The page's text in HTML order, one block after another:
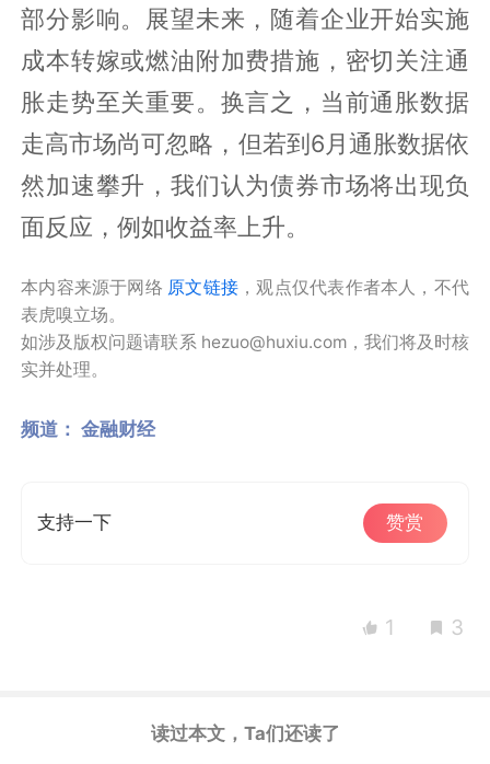
部分影响。展望未来，随着企业开始实施
成本转嫁或燃油附加费措施，密切关注通
胀走势至关重要。换言之，当前通胀数据
走高市场尚可忽略，但若到6月通胀数据依
然加速攀升，我们认为债券市场将出现负
面反应，例如收益率上升。
本内容来源于网络 原文链接 ，观点仅代表作者本人，不代
表虎嗅立场。
如涉及版权问题请联系 hezuo@huxiu.com，我们将及时核
实并处理。
频道： 金融财经
支持一下 赞赏
1 3
读过本文，Ta们还读了